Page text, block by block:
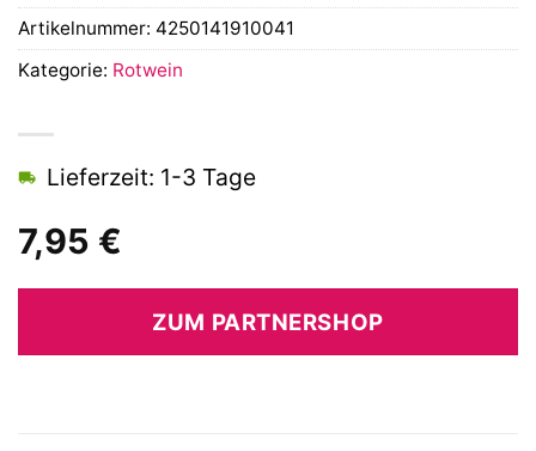
7,95 €
Lieferzeit: 1-3 Tage
ZUM PARTNERSHOP
Artikelnummer: 4250141910041
Kategorie: Rotwein